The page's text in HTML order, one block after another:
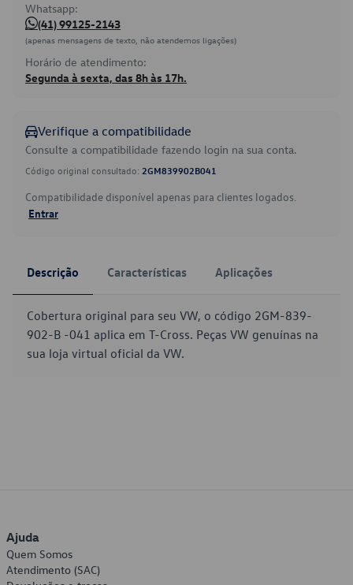
Whatsapp:
(41) 99125-2143
(apenas mensagens de texto, não atendemos ligações)
Horário de atendimento:
Segunda à sexta, das 8h às 17h.
Verifique a compatibilidade
Consulte a compatibilidade fazendo login na sua conta.
Código original consultado: 2GM839902B041
Compatibilidade disponível apenas para clientes logados.
Entrar
Descrição Características Aplicações
Cobertura original para seu VW, o código 2GM-839-
902-B -041 aplica em T-Cross. Peças VW genuínas na
sua loja virtual oficial da VW.
Ajuda
Quem Somos
Atendimento (SAC)